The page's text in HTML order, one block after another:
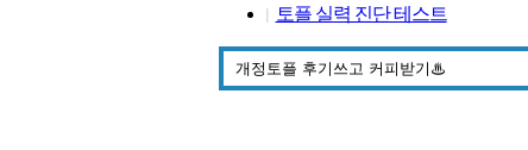
토플 실력 진단 테스트